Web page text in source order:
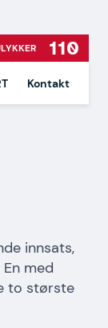
110
Kontakt
innsats,
med
to største